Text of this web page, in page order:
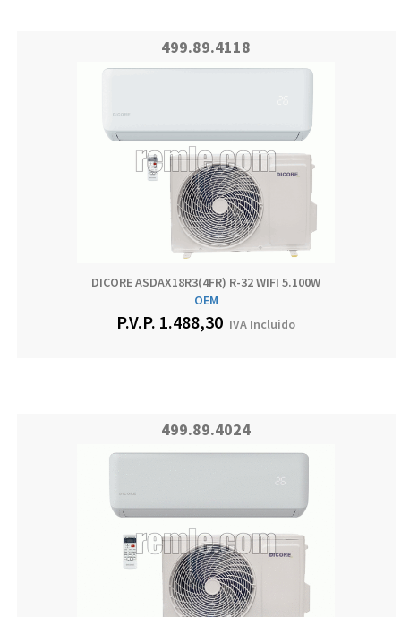
499.89.4118
DICORE ASDAX18R3(4FR) R-32 WIFI 5.100W
OEM
P.V.P. 1.488,30 IVA Incluido
499.89.4024